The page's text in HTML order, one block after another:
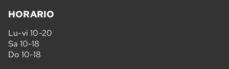
HORARIO
Lu-vi 10-20
Sa 10-18
Do 10-18